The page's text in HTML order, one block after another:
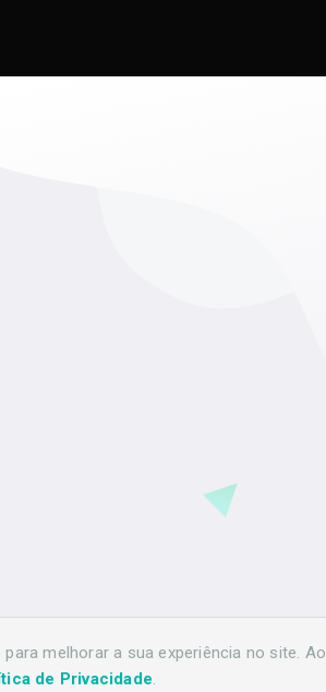
melhorar a sua experiência no site. Ao
de Privacidade.